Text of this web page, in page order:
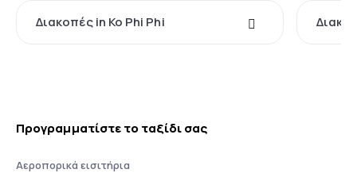
Διακοπές in Ko Phi Phi
Προγραμματίστε το ταξίδι σας
Αεροπορικά εισιτήρια